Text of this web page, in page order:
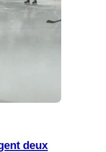
deux